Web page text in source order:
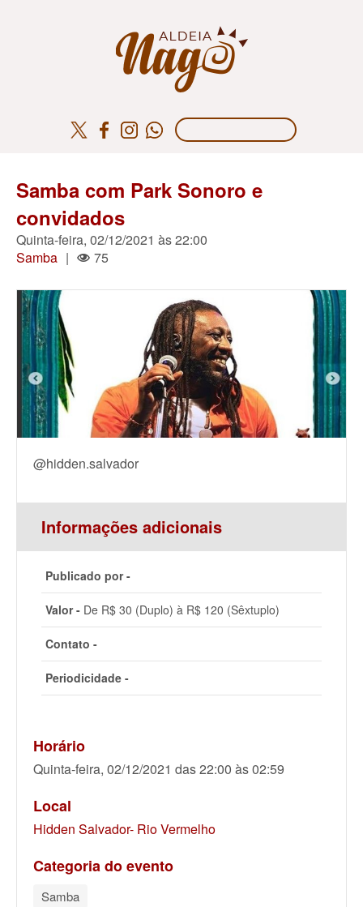
Samba com Park Sonoro e
convidados
Quinta-feira, 02/12/2021 às 22:00
Samba | 75
@hidden.salvador
Informações adicionais
Publicado por -
Valor - De R$ 30 (Duplo) à R$ 120 (Sêxtuplo)
Contato -
Periodicidade -
Horário
Quinta-feira, 02/12/2021 das 22:00 às 02:59
Local
Hidden Salvador- Rio Vermelho
Categoria do evento
Samba